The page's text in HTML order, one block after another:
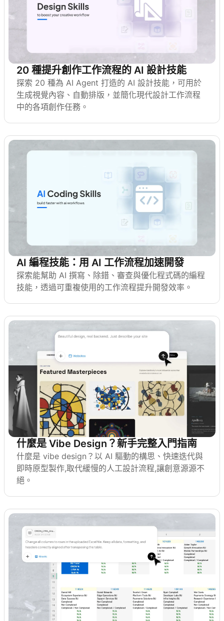
20 種提升創作工作流程的 AI 設計技能
探索 20 種為 AI Agent 打造的 AI 設計技能，可用於
生成視覺內容、自動排版，並簡化現代設計工作流程
中的各項創作任務。
AI 編程技能：用 AI 工作流程加速開發
探索能幫助 AI 撰寫、除錯、審查與優化程式碼的編程
技能，透過可重複使用的工作流程提升開發效率。
什麼是 Vibe Design？新手完整入門指南
什麼是 vibe design？以 AI 驅動的構思、快速迭代與
即時原型製作,取代緩慢的人工設計流程,讓創意源源不
絕。